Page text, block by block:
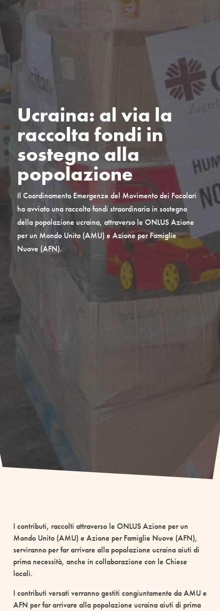
Ucraina: al via la
raccolta fondi in
sostegno alla
popolazione
Il Coordinamento Emergenze del Movimento dei Focolari
ha avviato una raccolta fondi straordinaria in sostegno
della popolazione ucraina, attraverso le ONLUS Azione
per un Mondo Unito (AMU) e Azione per Famiglie
Nuove (AFN).
I contributi, raccolti attraverso le ONLUS Azione per un
Mondo Unito (AMU) e Azione per Famiglie Nuove (AFN),
serviranno per far arrivare alla popolazione ucraina aiuti di
prima necessità, anche in collaborazione con le Chiese
locali.
I contributi versati verranno gestiti congiuntamente da AMU e
AFN per far arrivare alla popolazione ucraina aiuti di prima